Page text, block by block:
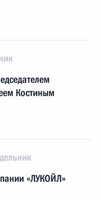
Костиным
«ЛУКОЙЛ»